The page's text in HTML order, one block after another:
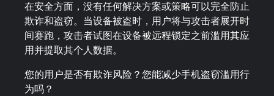
在安全方面，没有任何解决方案或策略可以完全防止
欺诈和盗窃。当设备被盗时，用户将与攻击者展开时
间赛跑，攻击者试图在设备被远程锁定之前滥用其应
用并提取其个人数据。
您的用户是否有欺诈风险？您能减少手机盗窃滥用行
为吗？